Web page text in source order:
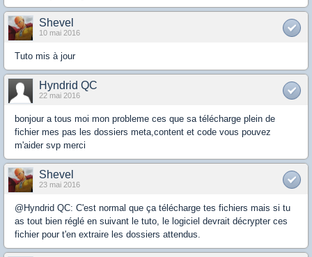
Shevel
10 mai 2016
Tuto mis à jour
Hyndrid QC
22 mai 2016
bonjour a tous moi mon probleme ces que sa télécharge plein de
fichier mes pas les dossiers meta,content et code vous pouvez
m'aider svp merci
Shevel
23 mai 2016
@Hyndrid QC: C'est normal que ça télécharge tes fichiers mais si tu
as tout bien réglé en suivant le tuto, le logiciel devrait décrypter ces
fichier pour t'en extraire les dossiers attendus.